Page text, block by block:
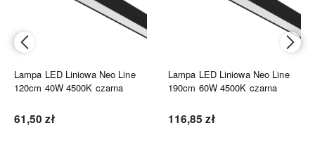
Lampa LED Liniowa Neo Line
120cm 40W 4500K czarna
61,50 zł
Lampa LED Liniowa Neo Line
190cm 60W 4500K czarna
116,85 zł